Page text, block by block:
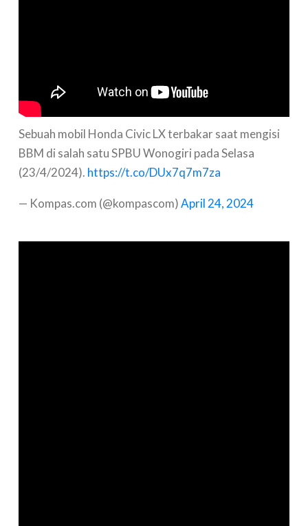
Sebuah mobil Honda Civic LX terbakar saat mengisi
BBM di salah satu SPBU Wonogiri pada Selasa
(23/4/2024). https://t.co/DUx7q7m7za
— Kompas.com (@kompascom)April 24, 2024